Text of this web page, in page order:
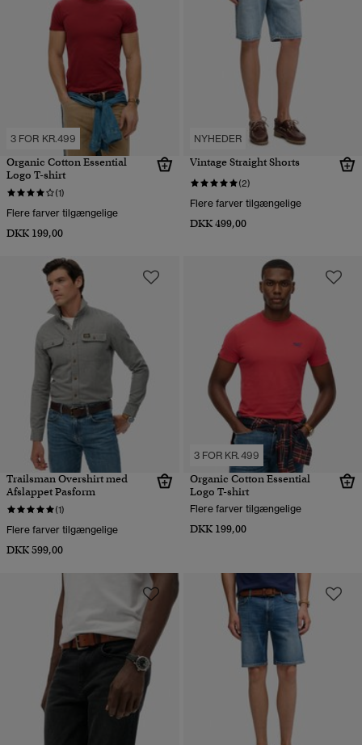
3 FOR KR.499
Organic Cotton Essential
Logo T-shirt
(1)
Flere farver tilgængelige
DKK 199,00
NYHEDER
Vintage Straight Shorts
(2)
Flere farver tilgængelige
DKK 499,00
Trailsman Overshirt med
Afslappet Pasform
(1)
Flere farver tilgængelige
DKK 599,00
3 FOR KR.499
Organic Cotton Essential
Logo T-shirt
Flere farver tilgængelige
DKK 199,00